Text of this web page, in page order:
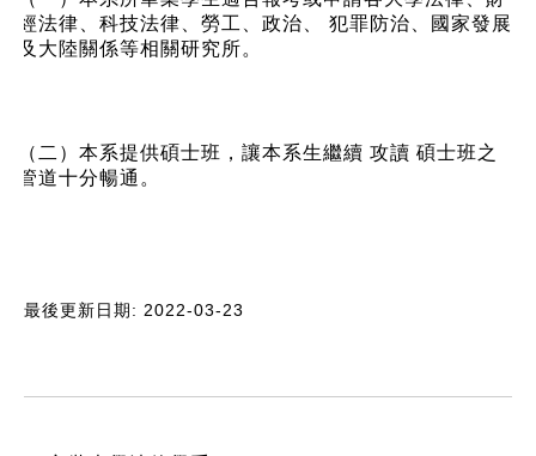
經法律、科技法律、勞工、政治、 犯罪防治、國家發展
及大陸關係等相關研究所。
（二）本系提供碩士班，讓本系生繼續 攻讀 碩士班之
管道十分暢通。
最後更新日期: 2022-03-23